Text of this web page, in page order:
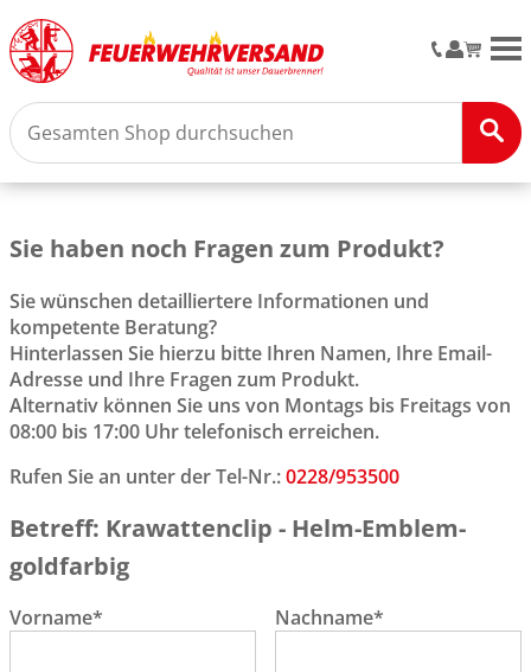
Sie haben noch Fragen zum Produkt?
Sie wünschen detailliertere Informationen und
kompetente Beratung?
Hinterlassen Sie hierzu bitte Ihren Namen, Ihre Email-
Adresse und Ihre Fragen zum Produkt.
Alternativ können Sie uns von Montags bis Freitags von
08:00 bis 17:00 Uhr telefonisch erreichen.
Rufen Sie an unter der Tel-Nr.:0228/953500
Betreff: Krawattenclip - Helm-Emblem-
goldfarbig
Vorname* Nachname*